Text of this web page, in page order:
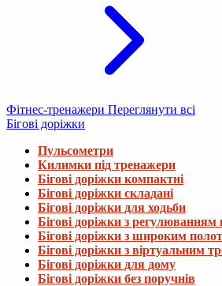
Фітнес-тренажери Переглянути всі
Бігові доріжки
Пульсометри
Килимки під тренажери
Бігові доріжки компактні
Бігові доріжки складані
Бігові доріжки для ходьби
Бігові доріжки з регулюванням
Бігові доріжки з широким
Бігові доріжки з віртуальним
Бігові доріжки для дому
Бігові доріжки без поручнів